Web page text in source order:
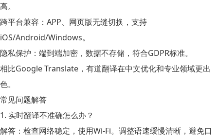
高。
跨平台兼容 ：APP、网页版无缝切换，支持
iOS/Android/Windows。
隐私保护 ：端到端加密，数据不存储，符合GDPR标准。
相比Google Translate，有道翻译在中文优化和专业领域更出
色。
常见问题解答
1. 实时翻译不准确怎么办？
解答 ：检查网络稳定，使用Wi-Fi。调整语速缓慢清晰，避免口